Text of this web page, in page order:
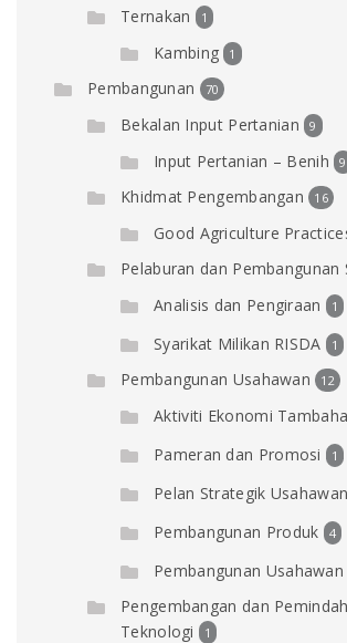
Ternakan 1
Kambing 1
Pembangunan 70
Bekalan Input Pertanian 9
Input Pertanian – Benih 9
Khidmat Pengembangan 16
Good Agriculture
Pelaburan dan Pembangunan
Analisis dan Pengiraan 1
Syarikat Milikan RISDA 1
Pembangunan Usahawan 12
Aktiviti Ekonomi Tambaha
Pameran dan Promosi 1
Pelan Strategik Usahawan
Pembangunan Produk 4
Pembangunan Usahawan
Pengembangan dan
Teknologi
1